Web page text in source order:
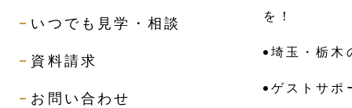
いつでも見学・相談
資料請求
お問い合わせ
を！
埼玉・栃木
ゲストサポ